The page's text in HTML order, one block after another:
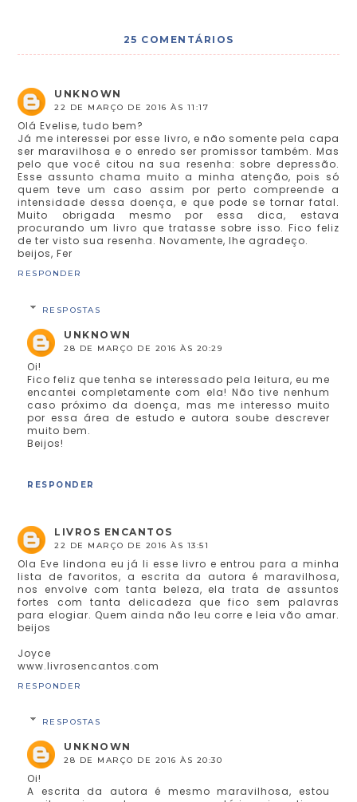
25 COMENTÁRIOS
UNKNOWN
22 DE MARÇO DE 2016 ÀS 11:17
Olá Evelise, tudo bem?
Já me interessei por esse livro, e não somente pela capa
ser maravilhosa e o enredo ser promissor também. Mas
pelo que você citou na sua resenha: sobre depressão.
Esse assunto chama muito a minha atenção, pois só
quem teve um caso assim por perto compreende a
intensidade dessa doença, e que pode se tornar fatal.
Muito obrigada mesmo por essa dica, estava
procurando um livro que tratasse sobre isso. Fico feliz
de ter visto sua resenha. Novamente, lhe agradeço.
beijos, Fer
RESPONDER
RESPOSTAS
UNKNOWN
28 DE MARÇO DE 2016 ÀS 20:29
Oi!
Fico feliz que tenha se interessado pela leitura, eu me
encantei completamente com ela! Não tive nenhum
caso próximo da doença, mas me interesso muito
por essa área de estudo e autora soube descrever
muito bem.
Beijos!
RESPONDER
LIVROS ENCANTOS
22 DE MARÇO DE 2016 ÀS 13:51
Ola Eve lindona eu já li esse livro e entrou para a minha
lista de favoritos, a escrita da autora é maravilhosa,
nos envolve com tanta beleza, ela trata de assuntos
fortes com tanta delicadeza que fico sem palavras
para elogiar. Quem ainda não leu corre e leia vão amar.
beijos
Joyce
www.livrosencantos.com
RESPONDER
RESPOSTAS
UNKNOWN
28 DE MARÇO DE 2016 ÀS 20:30
Oi!
A escrita da autora é mesmo maravilhosa, estou